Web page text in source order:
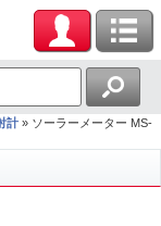
計
ソーラーメーター MS-